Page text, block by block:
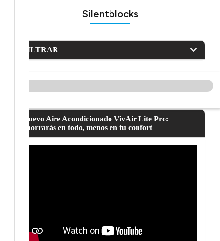
Silentblocks
FILTRAR
Nuevo Aire Acondicionado VivAir Lite Pro:
ahorrarás en todo, menos en tu confort